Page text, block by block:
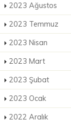
2023 Ağustos
2023 Temmuz
2023 Nisan
2023 Mart
2023 Şubat
2023 Ocak
2022 Aralık